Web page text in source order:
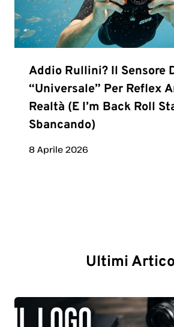
Addio Rullini? Il Sensore
“universale” Per Reflex
Realtà (e I’m Back Roll
Sbancando)
8 Aprile 2026
Ultimi